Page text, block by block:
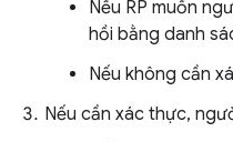
Nếu RP muốn
hồi bằng danh
Nếu không cần
Nếu cần xác thực,